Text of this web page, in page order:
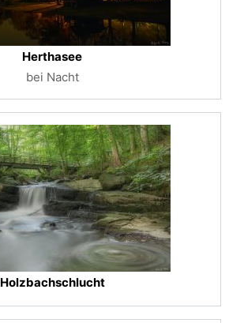
Herthasee
bei Nacht
Holzbachschlucht